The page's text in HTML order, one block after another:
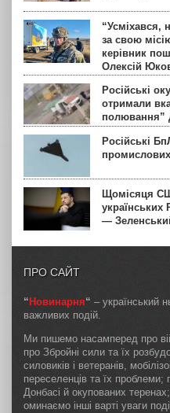
“Усміхався,
за свою
керівник
Олексій
Російські
отримали
полювання”
Російські
Щомісяця
українських
—
ПРО САЙТ
“ Новинарня“ – український
важливих подій.
Ми пишемо насамперед про
про Збройні сили та їх
силовиків і ветеранів,
переселенців та їх проблеми;
Донбасі й окупованих
оминаємо інші варті уваги